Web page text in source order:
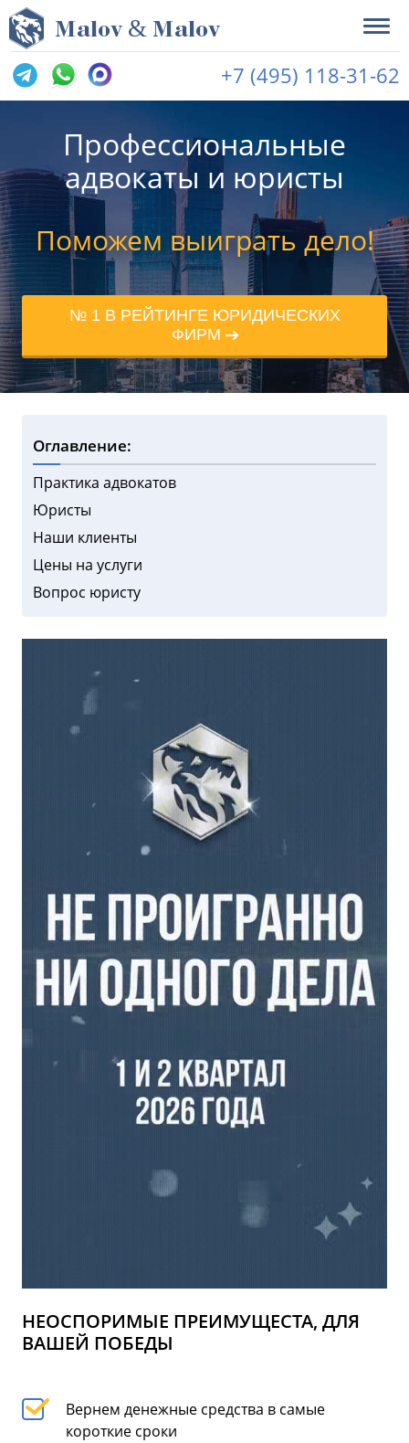
Malov & Malov
+7 (495) 118-31-62
Профессиональные
адвокаты и юристы
Поможем выиграть дело!
№ 1 В РЕЙТИНГЕ ЮРИДИЧЕСКИХ
ФИРМ
Оглавление:
Практика адвокатов
Юристы
Наши клиенты
Цены на услуги
Вопрос юристу
НЕОСПОРИМЫЕ ПРЕИМУЩЕСТА, ДЛЯ
ВАШЕЙ ПОБЕДЫ
Вернем денежные средства в самые
короткие сроки